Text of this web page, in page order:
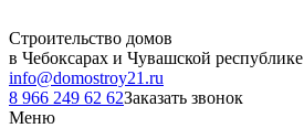
Строительство домов
в Чебоксарах и Чувашской республике
info@domostroy21.ru
8 966 249 62 62Заказать звонок
Меню